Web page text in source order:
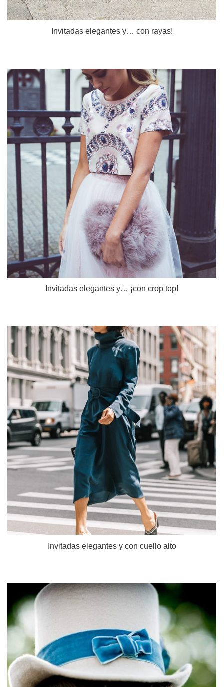
Invitadas elegantes y… con rayas!
Invitadas elegantes y… ¡con crop top!
Invitadas elegantes y con cuello alto